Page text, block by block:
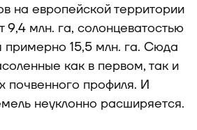
на европейской территории
9,4 млн. га, солонцеватостью
примерно 15,5 млн. га. Сюда
как в первом, так и
почвенного профиля. И
неуклонно расширяется.